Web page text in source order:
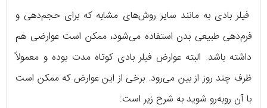
فیلر بادی به مانند سایر روش‌های مشابه که برای حجم‌دهی و
فرم‌دهی طبیعی بدن استفاده می‌شود، ممکن است عوارضی هم
داشته باشد. البته عوارض فیلر بادی کوتاه مدت بوده و معمولاً
ظرف چند روز از بین می‌رود. برخی از این عوارض که ممکن است
با آن روبه‌رو شوید به شرح زیر است: